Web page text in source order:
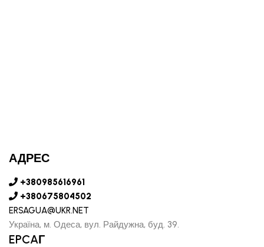
АДРЕС
+380985616961
+380675804502
ERSAGUA@UKR.NET
Україна, м. Одеса, вул. Райдужна, буд. 39.
EPCAГ